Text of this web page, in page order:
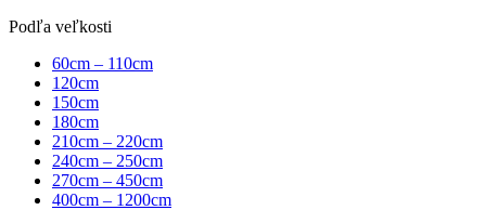
Podľa veľkosti
60cm – 110cm
120cm
150cm
180cm
210cm – 220cm
240cm – 250cm
270cm – 450cm
400cm – 1200cm